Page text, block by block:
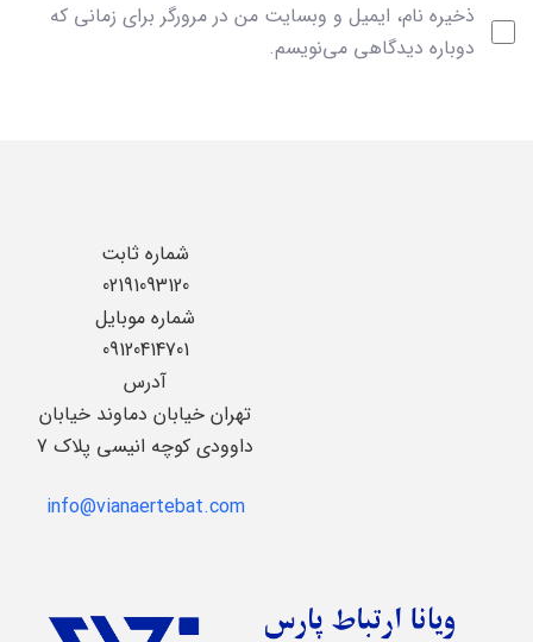
ذخیره نام، ایمیل و وبسایت من در مرورگر برای زمانی که
دوباره دیدگاهی می‌نویسم.
شماره ثابت
02191093120
شماره موبایل
09120414701
آدرس
تهران خیابان دماوند خیابان
داوودی کوچه انیسی پلاک 7
info@vianaertebat.com